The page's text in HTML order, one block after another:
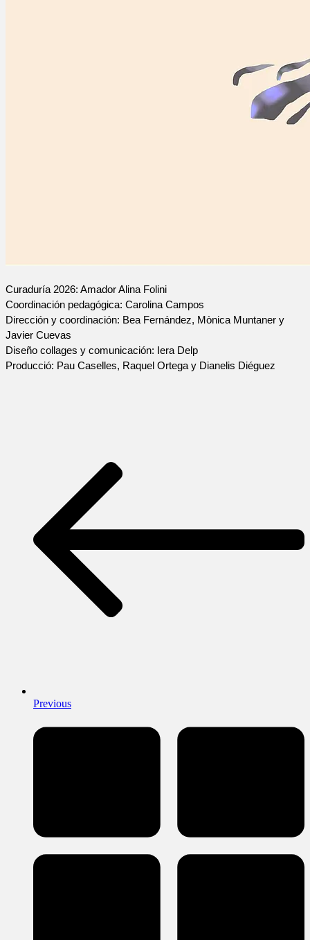
Curaduría 2026: Amador Alina Folini
Coordinación pedagógica: Carolina Campos
Dirección y coordinación: Bea Fernández, Mònica Muntaner y
Javier Cuevas
Diseño collages y comunicación: Iera Delp
Producció: Pau Caselles, Raquel Ortega y Dianelis Diéguez
Previous